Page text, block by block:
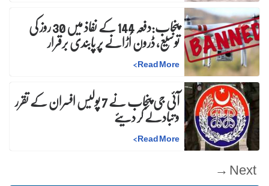
پنجاب:دفعہ 144 کے نفاذ میں 30 روز کیتوسیع، ڈرون اُڑانے پر پابندی برقرار
Read More
>
آئی جی پنجاب نے 7 پولیس افسران کے تقرر و تبادلے کر دیئے
Read More
>
Next →